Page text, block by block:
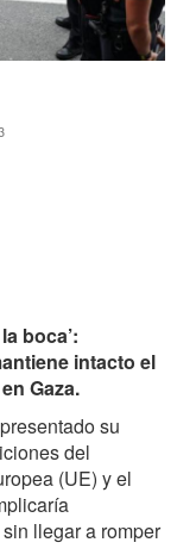
boca’:
intacto el
Gaza.
su
del
(UE) y el
llegar a romper